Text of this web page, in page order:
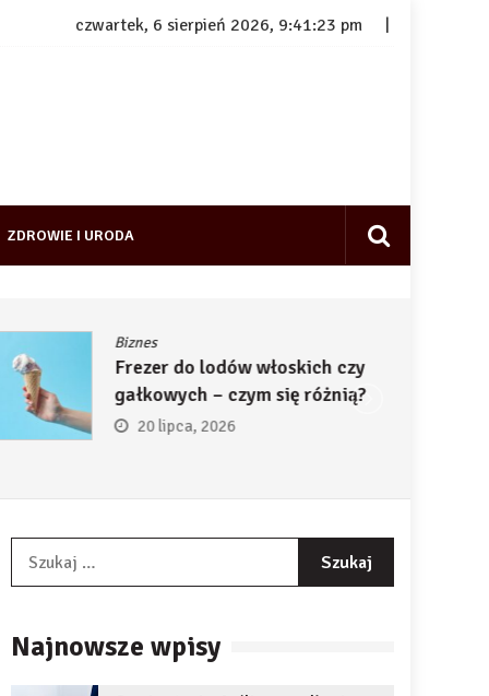
czwartek, 6 sierpień 2026, 9:41:24 pm
ZDROWIE I URODA
Biznes
Frezer do lodów włoskich czy
gałkowych – czym się różnią?
20 lipca, 2026
Najnowsze wpisy